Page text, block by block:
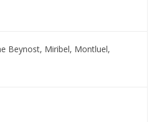
Beynost, Miribel, Montluel,